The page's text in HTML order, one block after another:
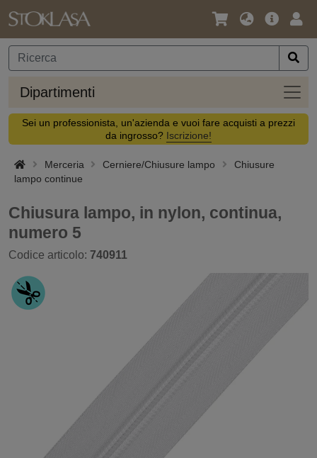
Lingua
Valuta
Offerta
Dipartimenti
Sei un professionista, un'azienda e vuoi fare acquisti a prezzi
da ingrosso? Iscrizione!
Merceria Cerniere/Chiusure lampo
Chiusure
lampo continue
Chiusura lampo, in nylon, continua,
numero 5
Codice articolo: 740911